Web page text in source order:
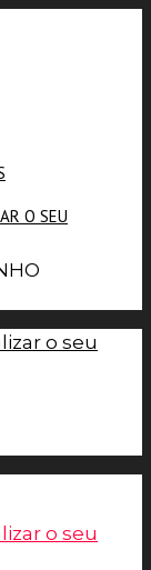
O SEU
o seu
o seu